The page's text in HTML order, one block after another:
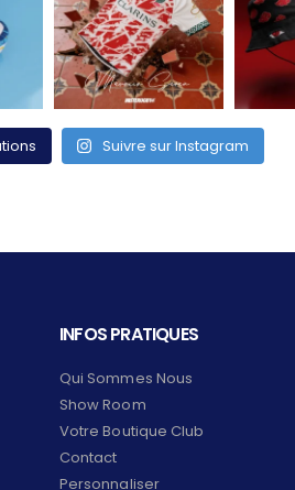
Suivre sur Instagram
INFOS PRATIQUES
Qui Sommes Nous
Show Room
Votre Boutique Club
Contact
Personnaliser